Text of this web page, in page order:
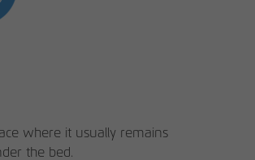
where it usually remains
the bed.